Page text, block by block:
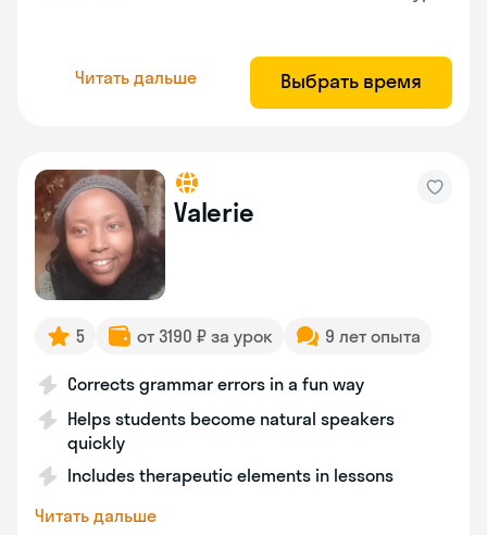
Читать дальше Выбрать время
Valerie
5 от 3190 ₽ за урок 9 лет опыта
Corrects grammar errors in a fun way
Helps students become natural speakers
quickly
Includes therapeutic elements in lessons
Читать дальше